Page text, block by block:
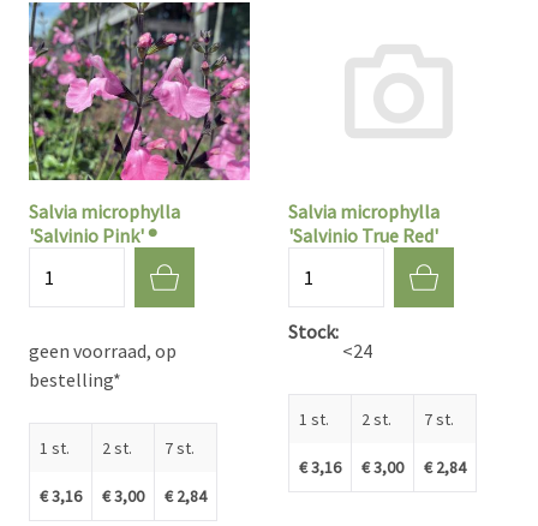
Salvia microphylla
'Salvinio Pink' ®
geen voorraad, op
bestelling*
1 st.
€ 3,16
2 st.
€ 3,00
7 st.
€ 2,84
Salvia microphylla
'Salvinio True Red'
Stock
<24
1 st.
€ 3,16
2 st.
€ 3,00
7 st.
€ 2,84